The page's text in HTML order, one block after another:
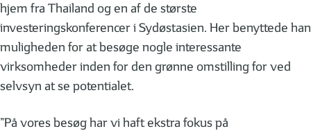
hjem fra Thailand og en af de største
investeringskonferencer i Sydøstasien. Her benyttede han
muligheden for at besøge nogle interessante
virksomheder inden for den grønne omstilling for ved
selvsyn at se potentialet.
”På vores besøg har vi haft ekstra fokus på